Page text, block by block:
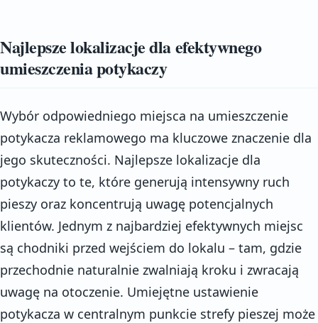
Najlepsze lokalizacje dla efektywnego
umieszczenia potykaczy
Wybór odpowiedniego miejsca na umieszczenie
potykacza reklamowego ma kluczowe znaczenie dla
jego skuteczności. Najlepsze lokalizacje dla
potykaczy to te, które generują intensywny ruch
pieszy oraz koncentrują uwagę potencjalnych
klientów. Jednym z najbardziej efektywnych miejsc
są chodniki przed wejściem do lokalu – tam, gdzie
przechodnie naturalnie zwalniają kroku i zwracają
uwagę na otoczenie. Umiejętne ustawienie
potykacza w centralnym punkcie strefy pieszej może